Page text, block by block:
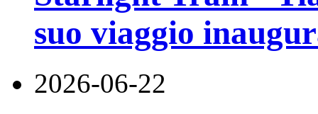
suo viaggio
2026-06-22